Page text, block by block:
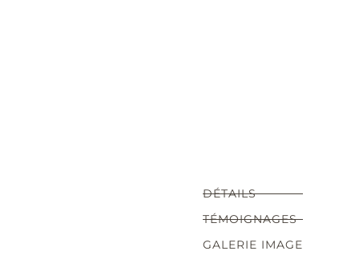
DÉTAILS
TÉMOIGNAGES
GALERIE IMAGE